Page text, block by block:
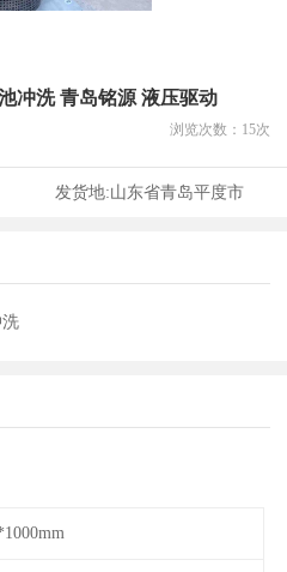
冲洗 青岛铭源 液压驱动
浏览次数： 15次
发货地:山东省青岛平度市